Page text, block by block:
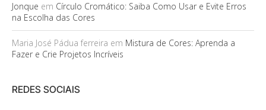
Jonque em Círculo Cromático: Saiba Como Usar e Evite Erros
na Escolha das Cores
Maria José Pádua ferreira em Mistura de Cores: Aprenda a
Fazer e Crie Projetos Incríveis
REDES SOCIAIS